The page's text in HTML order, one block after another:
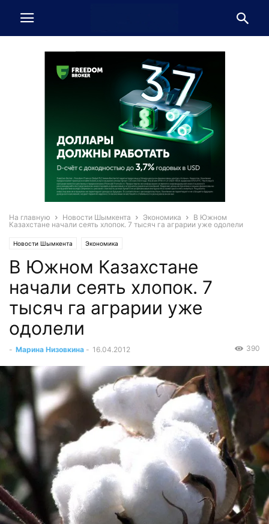
На главную Новости Шымкента Экономика
В Южном
Казахстане начали сеять хлопок. 7 тысяч га аграрии уже одолели
Новости Шымкента Экономика
В Южном Казахстане
начали сеять хлопок. 7
тысяч га аграрии уже
одолели
- Марина Низовкина - 16.04.2012 390